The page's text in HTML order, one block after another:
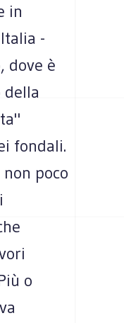
in
-
dove è
fondali.
poco
o